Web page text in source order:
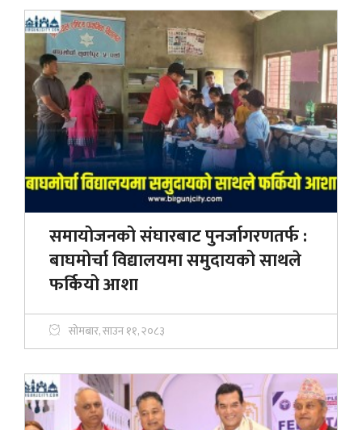
समायोजनको संघारबाट पुनर्जागरणतर्फ :
बाघमोर्चा विद्यालयमा समुदायको साथले
फर्कियो आशा
सोमबार, साउन ११, २०८३